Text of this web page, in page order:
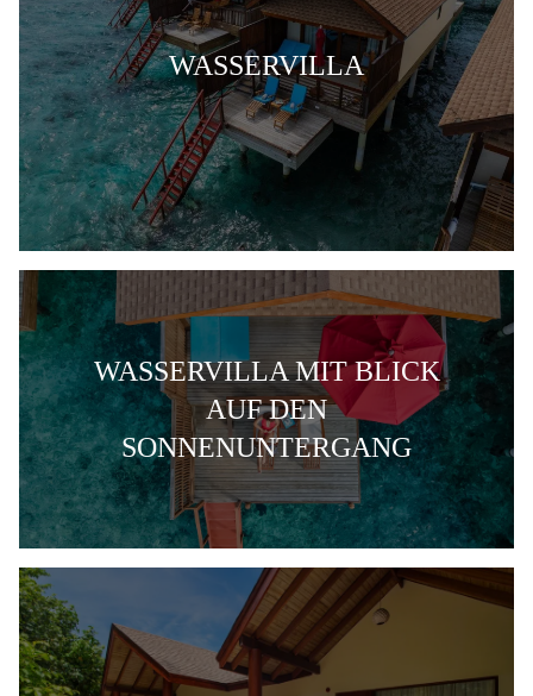
WASSERVILLA
WASSERVILLA MIT BLICK
AUF DEN
SONNENUNTERGANG